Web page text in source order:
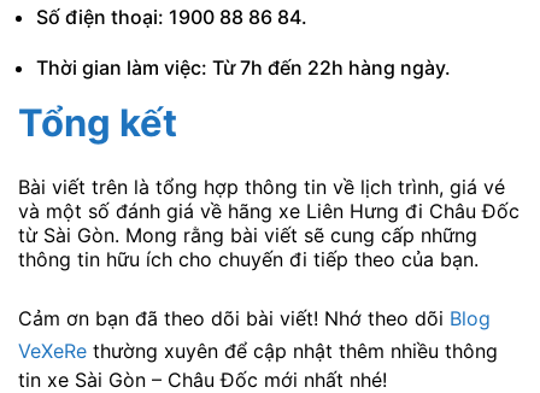
Số điện thoại: 1900 88 86 84.
Thời gian làm việc: Từ 7h đến 22h hàng ngày.
Tổng kết
Bài viết trên là tổng hợp thông tin về lịch trình, giá vé
và một số đánh giá về hãng xe Liên Hưng đi Châu Đốc
từ Sài Gòn. Mong rằng bài viết sẽ cung cấp những
thông tin hữu ích cho chuyến đi tiếp theo của bạn.
Cảm ơn bạn đã theo dõi bài viết! Nhớ theo dõi Blog
VeXeRe thường xuyên để cập nhật thêm nhiều thông
tin xe Sài Gòn – Châu Đốc mới nhất nhé!